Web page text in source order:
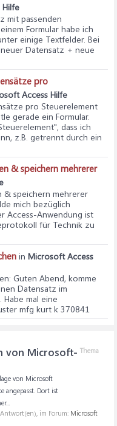
Hilfe
mit passenden
Formular habe ich
einige Textfelder. Bei
Datensatz + neue
pro
Access Hilfe
pro Steuerelement
gerade ein Formular.
dass ich
z.B. getrennt durch ein
& speichern mehrerer
& speichern mehrerer
mich bezüglich
Access-Anwendung ist
für Technik zu
in Microsoft Access
: Guten Abend, komme
Datensatz im
mal eine
mfg kurt k 370841
Thema
von Microsoft-
von Microsoft
angepasst. Dort ist
im Forum: Microsoft